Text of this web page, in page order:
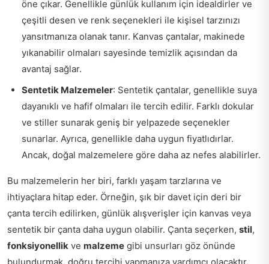
öne çıkar. Genellikle günlük kullanım için idealdirler ve
çeşitli desen ve renk seçenekleri ile kişisel tarzınızı
yansıtmanıza olanak tanır. Kanvas çantalar, makinede
yıkanabilir olmaları sayesinde temizlik açısından da
avantaj sağlar.
Sentetik Malzemeler: Sentetik çantalar, genellikle suya
dayanıklı ve hafif olmaları ile tercih edilir. Farklı dokular
ve stiller sunarak geniş bir yelpazede seçenekler
sunarlar. Ayrıca, genellikle daha uygun fiyatlıdırlar.
Ancak, doğal malzemelere göre daha az nefes alabilirler.
Bu malzemelerin her biri, farklı yaşam tarzlarına ve
ihtiyaçlara hitap eder. Örneğin, şık bir davet için deri bir
çanta tercih edilirken, günlük alışverişler için kanvas veya
sentetik bir çanta daha uygun olabilir. Çanta seçerken, stil,
fonksiyonellik ve malzeme gibi unsurları göz önünde